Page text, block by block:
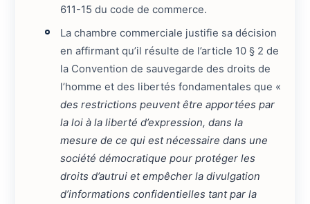
611-15 du code de commerce.
La chambre commerciale justifie sa décision
en affirmant qu’il résulte de l’article 10 § 2 de
la Convention de sauvegarde des droits de
l’homme et des libertés fondamentales que «
des restrictions peuvent être apportées par
la loi à la liberté d’expression, dans la
mesure de ce qui est nécessaire dans une
société démocratique pour protéger les
droits d’autrui et empêcher la divulgation
d’informations confidentielles tant par la